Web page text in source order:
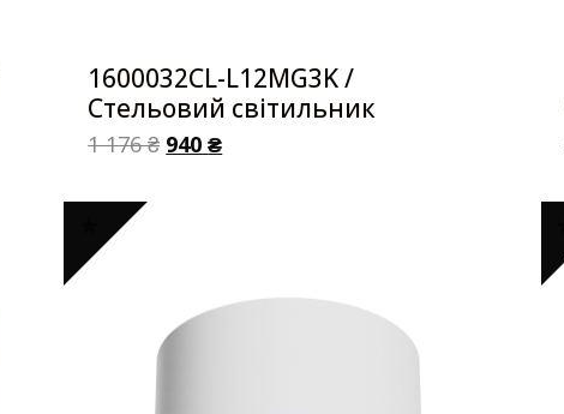
1600032CL-L12MG3K /
Стельовий світильник
1 176₴ 940₴